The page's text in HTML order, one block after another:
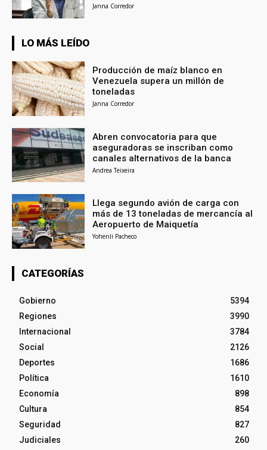
Janna Corredor
LO MÁS LEÍDO
Producción de maíz blanco en
Venezuela supera un millón de
toneladas
Janna Corredor
Abren convocatoria para que
aseguradoras se inscriban como
canales alternativos de la banca
Andrea Teixeira
Llega segundo avión de carga con
más de 13 toneladas de mercancía al
Aeropuerto de Maiquetía
Yohenli Pacheco
CATEGORÍAS
Gobierno
5394
Regiones
3990
Internacional
3784
Social
2126
Deportes
1686
Política
1610
Economía
898
Cultura
854
Seguridad
827
Judiciales
260